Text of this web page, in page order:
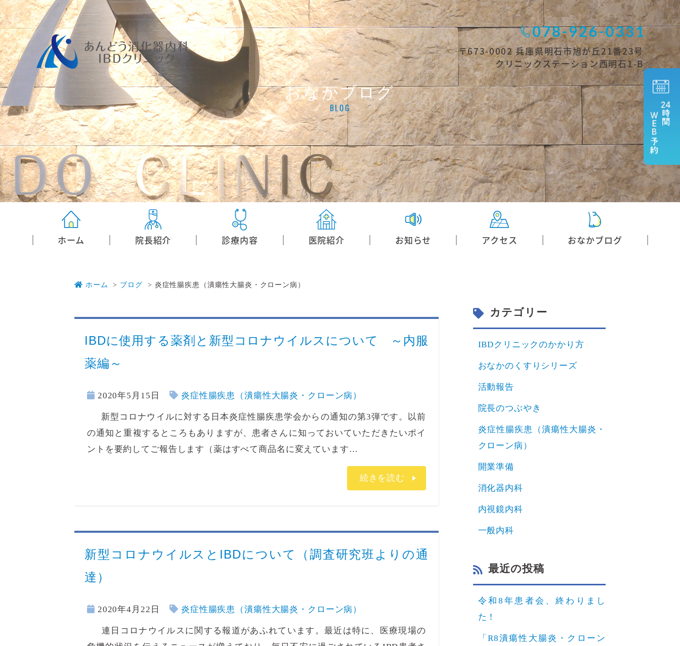
〒673-0002 兵庫県明石市旭が丘21番23号
クリニックステーション西明石1-B
ホーム 院長紹介 診療内容 医院紹介 お知らせ アクセス おなかブログ
おなかブログ
BLOG
ホーム ブログ 炎症性腸疾患（潰瘍性大腸炎・クローン病）
IBDに使用する薬剤と新型コロナウイルスについて ～内服
薬編～
2020年5月15日 炎症性腸疾患（潰瘍性大腸炎・クローン病）
新型コロナウイルに対する日本炎症性腸疾患学会からの通知の第3弾です。以前
の通知と重複するところもありますが、患者さんに知っておいていただきたいポイ
ントを要約してご報告します（薬はすべて商品名に変えています…
続きを読む
新型コロナウイルスとIBDについて（調査研究班よりの通
達）
2020年4月22日 炎症性腸疾患（潰瘍性大腸炎・クローン病）
連日コロナウイルスに関する報道があふれています。最近は特に、医療現場の
カテゴリー
IBDクリニックのかかり方
おなかのくすりシリーズ
活動報告
院長のつぶやき
炎症性腸疾患（潰瘍性大腸炎・
クローン病）
開業準備
消化器内科
内視鏡内科
一般内科
最近の投稿
令和8年患者会、終わりまし
た！
「R8潰瘍性大腸炎・クローン